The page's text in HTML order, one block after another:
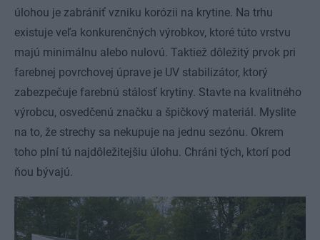
úlohou je zabrániť vzniku korózii na krytine. Na trhu
existuje veľa konkurenčných výrobkov, ktoré túto vrstvu
majú minimálnu alebo nulovú. Taktiež dôležitý prvok pri
farebnej povrchovej úprave je UV stabilizátor, ktorý
zabezpečuje farebnú stálosť krytiny. Stavte na kvalitného
výrobcu, osvedčenú značku a špičkový materiál. Myslite
na to, že strechy sa nekupuje na jednu sezónu. Okrem
toho plní tú najdôležitejšiu úlohu. Chráni tých, ktorí pod
ňou bývajú.